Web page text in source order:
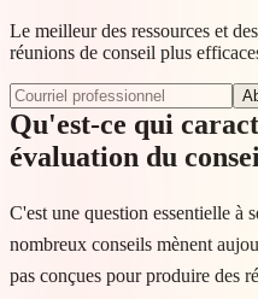
Le meilleur des ressources et
réunions de conseil plus
Qu'est-ce qui
évaluation du
C'est une question essentielle à
nombreux conseils mènent
pas conçues pour produire des